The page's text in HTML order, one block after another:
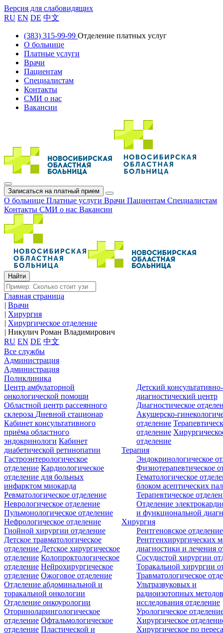
Версия для слабовидящих
RU EN DE 中文
(383) 315-99-99 Отделение платных услуг
О больнице
Платные услуги
Врачи
Пациентам
Специалистам
Контакты
СМИ о нас
Вакансии
Записаться на платный прием
О больнице Платные услуги Врачи Пациентам Специалистам
Контакты СМИ о нас Вакансии
Главная страница
| Врачи
| Хирургия
| Хирургическое отделение
| Никулич Роман Владимирович
RU EN DE 中文
Все службы
Администрация
Администрация
Поликлиника
Центр амбулаторной
онкологической помощи
Областной центр рассеянного
склероза Дневной стационар
Кабинет консультативного
приёма областного
эндокринологи Кабинет
диабетической ретинопатии
Детский консультативно-
диагностический центр
Диагностическое
Акушерско-
отделение
отделение
отделение
Терапия
Гастроэнтерологическое
отделение Кардиологическое
отделение для больных
инфарктом миокарда
Ревматологическое отделение
Неврологическое отделение
Пульмонологическое отделение
Нефрологическое отделение
Эндокринологическое
Физиотерапевтическое
Гематологическое
блоком асептических
Терапевтическое
Отделение
и функциональной
Хирургия
Гнойной хирургии отделение
Детское травматологическое
отделение Детское хирургическое
отделение Колопроктологическое
отделение Нейрохирургическое
отделение Ожоговое отделение
Отделение абдоминальной и
торакальной онкологии
Отделение онкоурологии
Оториноларингологическое
отделение Офтальмологическое
отделение Пластической и
Рентгеновское отделение
Рентгенхирургических
диагностики и лечения
Сосудистой хирургии
Торакальной хирургии
Травматологическое
Ультразвуковых и
радиоизотопных
исследования отделение
Урологическое
Хирургическое
Хирургическое по